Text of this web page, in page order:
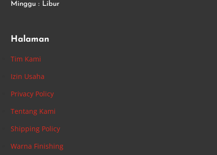
Minggu : Libur
Halaman
Tim Kami
Izin Usaha
Privacy Policy
Tentang Kami
Shipping Policy
Warna Finishing